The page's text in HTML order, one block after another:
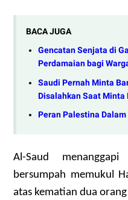
BACA JUGA
Gencatan Senjata di
Perdamaian bagi
Saudi Pernah Minta
Disalahkan Saat Minta
Peran Palestina
Al-Saud
bersumpah memukul
atas kematian dua